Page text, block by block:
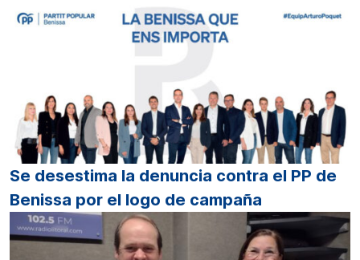
Se desestima la denuncia contra el PP de
Benissa por el logo de campaña